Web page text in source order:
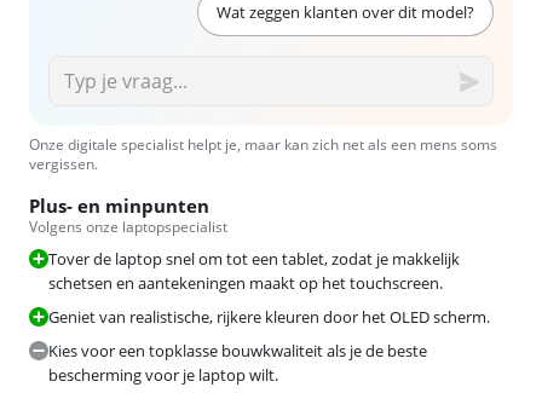
Wat zeggen klanten over dit model?
Onze digitale specialist helpt je, maar kan zich net als een mens soms
vergissen.
Plus- en minpunten
Volgens onze laptopspecialist
Tover de laptop snel om tot een tablet, zodat je makkelijk
schetsen en aantekeningen maakt op het touchscreen.
Geniet van realistische, rijkere kleuren door het OLED scherm.
Kies voor een topklasse bouwkwaliteit als je de beste
bescherming voor je laptop wilt.